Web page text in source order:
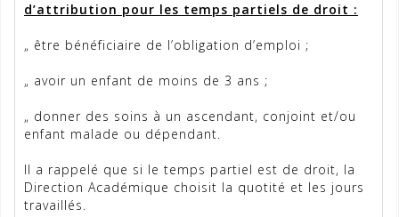
d’attribution pour les temps partiels de droit :
„ être bénéficiaire de l’obligation d’emploi ;
„ avoir un enfant de moins de 3 ans ;
„ donner des soins à un ascendant, conjoint et/ou
enfant malade ou dépendant.
Il a rappelé que si le temps partiel est de droit, la
Direction Académique choisit la quotité et les jours
travaillés.